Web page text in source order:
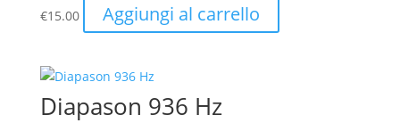
€15.00 Aggiungi al carrello
Diapason 936 Hz